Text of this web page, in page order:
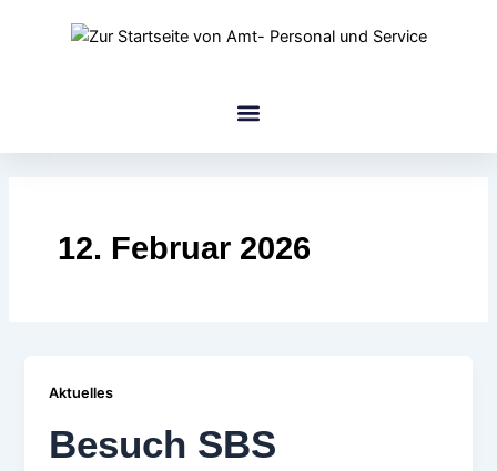
12. Februar 2026
Aktuelles
Besuch SBS